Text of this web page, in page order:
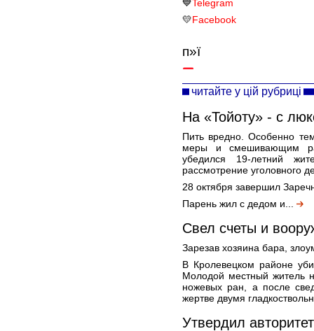
💙Telegram
💛Facebook
п»ї
читайте у цій рубриці
На «Тойоту» - с
Пить вредно. Особенно
меры и смешивающим
убедился 19-летний
рассмотрение уголовного
28 октября завершил
Парень жил с дедом и...
Cвел счеты и
Зарезав хозяина бара,
В Кролевецком районе
Молодой местный житель
ножевых ран, а после
жертве двумя
Утвердил авторитет